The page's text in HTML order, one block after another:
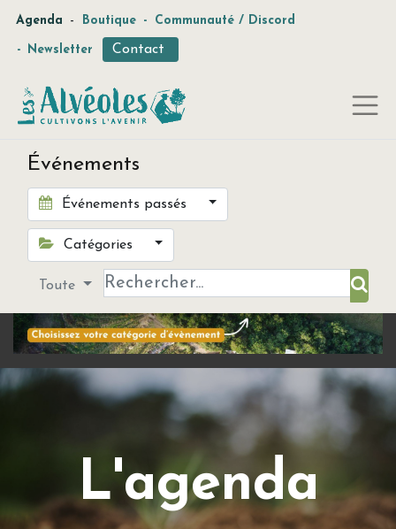
Agenda - Boutique - Communauté / Discord
- Newsletter Contact
Événements
Événements passés
Catégories
Toute
L'agenda